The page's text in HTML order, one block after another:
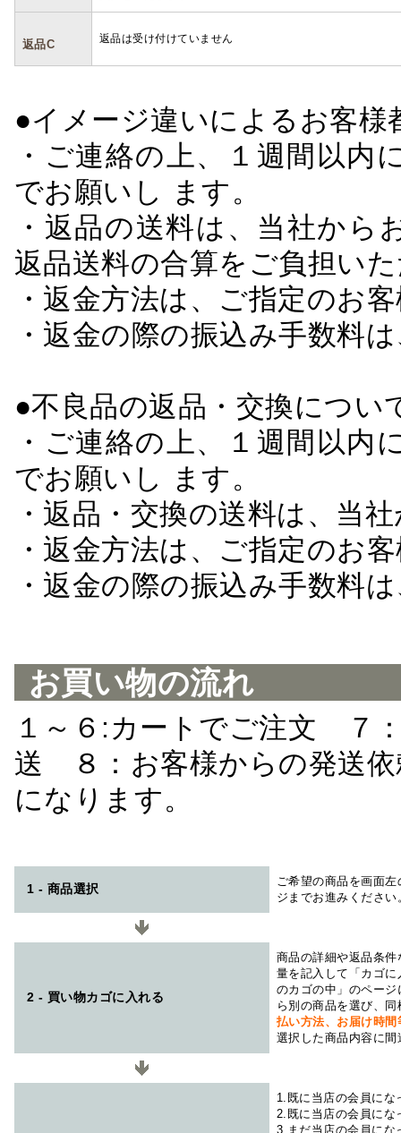
返品C 返品は受け付けていません
●イメージ違いによるお客
・ご連絡の上、１週間以
でお願いし ます。
・返品の送料は、当社か
返品送料の合算をご負担い
・返金方法は、ご指定のお
・返金の際の振込み手数料
●不良品の返品・交換につい
・ご連絡の上、１週間以
でお願いし ます。
・返品・交換の送料は、当
・返金方法は、ご指定のお
・返金の際の振込み手数料
お買い物の流れ
１～６:カートでご注文 ７
送 ８：お客様からの発送
になります。
1 - 商品選択
ご希望の商品を画面
ジまでお進みください
2 - 買い物カゴに入れる
商品の詳細や返品条
量を記入して「カゴ
のカゴの中」のペー
ら別の商品を選び、
払い方法、お届け時
選択した商品内容に
1.既に当店の会員にな
2.既に当店の会員にな
3.まだ当店の会員にな